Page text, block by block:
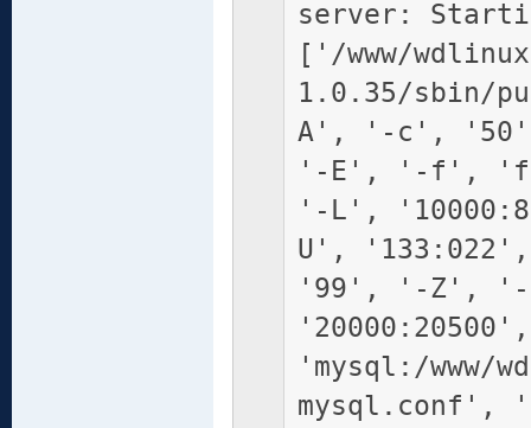
server:
['/www/
1.0.35/
A', '-c',
'-E', '-f',
'-L',
U',
'99', '-Z',
'mysql:/www/